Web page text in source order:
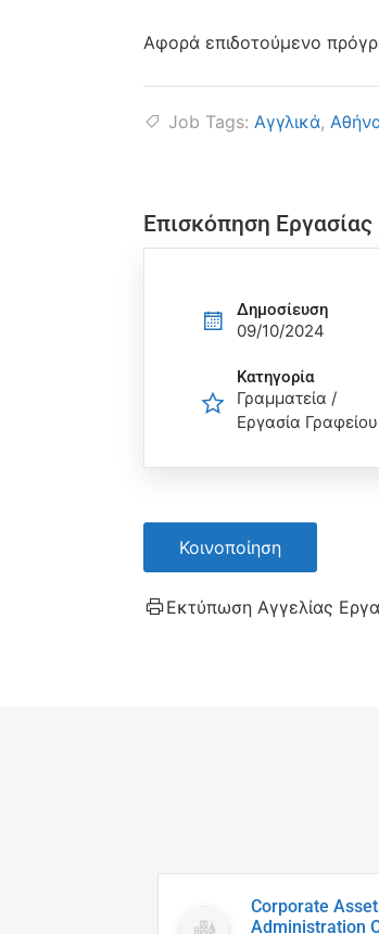
Αφορά επιδοτούμενο
Job Tags: Αγγλικά,
Επισκόπηση Εργασίας
Δημοσίευση
09/10/2024
Κατηγορία
Γραμματεία /
Εργασία Γραφείου
Κοινοποίηση
Εκτύπωση Αγγελίας
Corporate
Administration